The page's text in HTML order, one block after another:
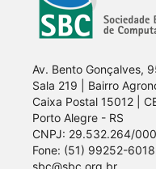
Av. Bento Gonçalves,
Sala 219 | Bairro
Caixa Postal 15012 |
Porto Alegre - RS
CNPJ: 29.532.264/
Fone: (51) 99252-6018
sbc@sbc.org.br